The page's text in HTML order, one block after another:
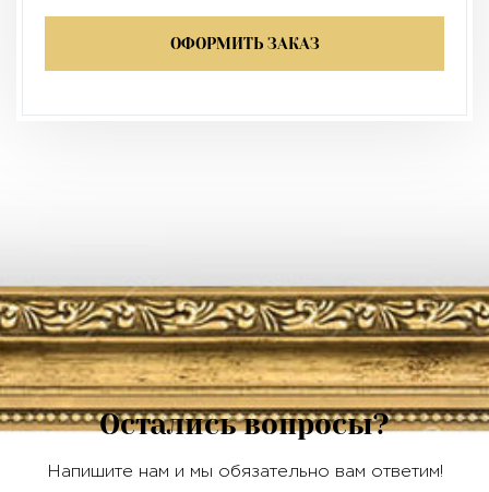
ОФОРМИТЬ ЗАКАЗ
Остались вопросы?
Напишите нам и мы обязательно вам ответим!